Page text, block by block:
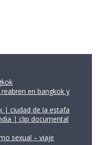
en bangkok y
| ciudad de la estafa
| clip documental
sexual – viaje